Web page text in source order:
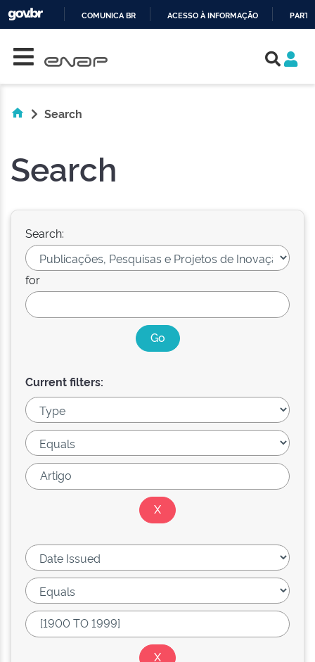
COMUNICA BR ACESSO À INFORMAÇÃO
Search
Search
Search:
for
Current filters: